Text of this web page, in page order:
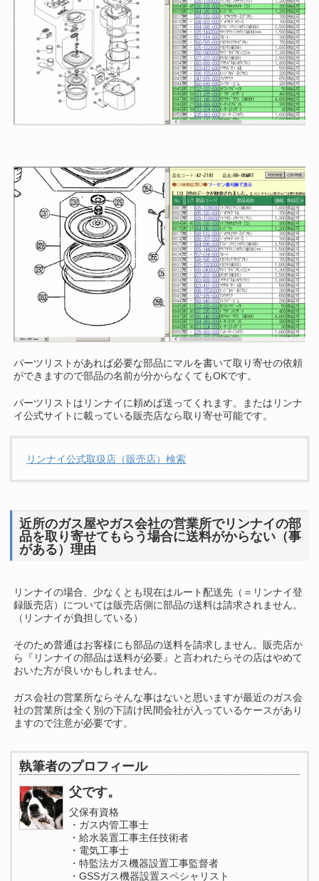
パーツリストがあれば必要な部品にマルを書いて取り寄せの依頼
ができますので部品の名前が分からなくてもOKです。
パーツリストはリンナイに頼めば送ってくれます。またはリンナ
イ公式サイトに載っている販売店なら取り寄せ可能です。
リンナイ公式取扱店（販売店）検索
近所のガス屋やガス会社の営業所でリンナイの部
品を取り寄せてもらう場合に送料がからない（事
がある）理由
リンナイの場合、少なくとも現在はルート配送先（＝リンナイ登
録販売店）については販売店側に部品の送料は請求されません。
（リンナイが負担している）
そのため普通はお客様にも部品の送料を請求しません。販売店か
ら『リンナイの部品は送料が必要』と言われたらその店はやめて
おいた方が良いかもしれません。
ガス会社の営業所ならそんな事はないと思いますが最近のガス会
社の営業所は全く別の下請け民間会社が入っているケースがあり
ますので注意が必要です。
執筆者のプロフィール
父です。
父保有資格
・ガス内管工事士
・給水装置工事主任技術者
・電気工事士
・特監法ガス機器設置工事監督者
・GSSガス機器設置スペシャリスト